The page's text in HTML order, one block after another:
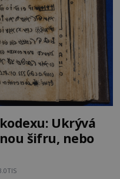
Ukrývá
šifru, nebo